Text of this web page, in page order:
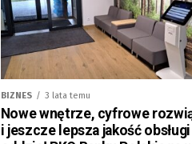
BIZNES 3 lata temu
Nowe wnętrze, cyfrowe
i jeszcze lepsza jakość